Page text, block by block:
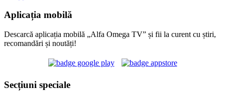
Aplicația mobilă
Descarcă aplicația mobilă „Alfa Omega TV” și fii la curent cu știri,
recomandări și noutăți!
Secțiuni speciale